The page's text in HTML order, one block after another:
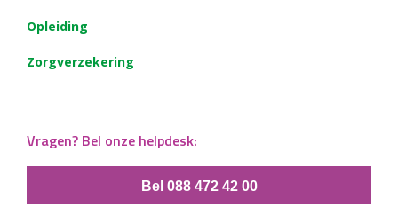
Opleiding
Zorgverzekering
Vragen? Bel onze helpdesk:
Bel 088 472 42 00